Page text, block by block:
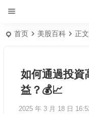
首页 美股百科 正文
如何通過投資
益？💰📈
2025 年 3 月 18 日